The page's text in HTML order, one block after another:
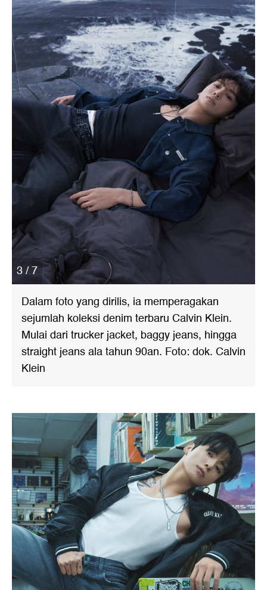
3 / 7
Dalam foto yang dirilis, ia memperagakan
sejumlah koleksi denim terbaru Calvin Klein.
Mulai dari trucker jacket, baggy jeans, hingga
straight jeans ala tahun 90an. Foto: dok. Calvin
Klein